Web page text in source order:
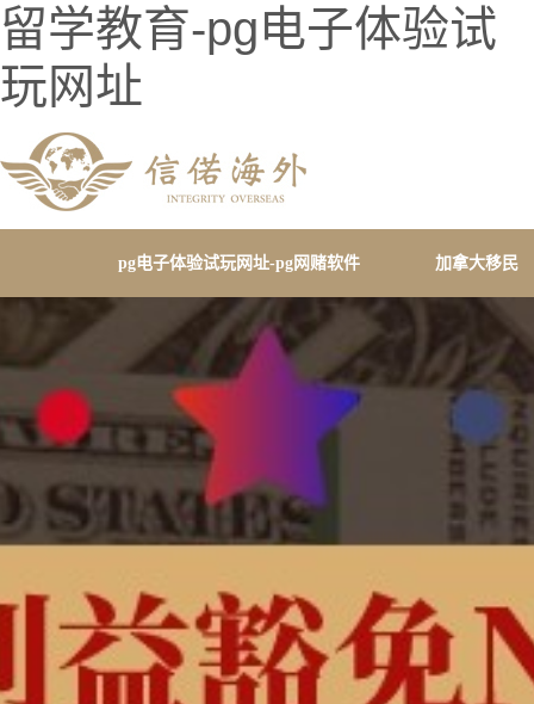
留学教育-pg电子体验试
玩网址
pg电子体验试玩网址-pg网赌软件 加拿大移民